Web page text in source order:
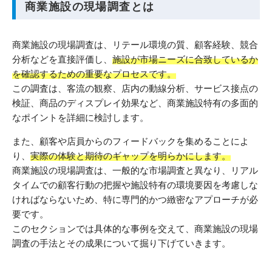
商業施設の現場調査とは
商業施設の現場調査は、リテール環境の質、顧客経験、競合
分析などを直接評価し、 施設が市場ニーズに合致しているか
を確認するための重要なプロセスです。
この調査は、客流の観察、店内の動線分析、サービス接点の
検証、商品のディスプレイ効果など、商業施設特有の多面的
なポイントを詳細に検討します。
また、顧客や店員からのフィードバックを集めることによ
り、 実際の体験と期待のギャップを明らかにします。
商業施設の現場調査は、一般的な市場調査と異なり、リアル
タイムでの顧客行動の把握や施設特有の環境要因を考慮しな
ければならないため、特に専門的かつ緻密なアプローチが必
要です。
このセクションでは具体的な事例を交えて、商業施設の現場
調査の手法とその成果について掘り下げていきます。